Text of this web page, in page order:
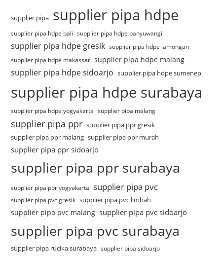
supplier pipa supplier pipa hdpe
supplier pipa hdpe bali supplier pipa hdpe banyuwangi
supplier pipa hdpe gresik supplier pipa hdpe lamongan
supplier pipa hdpe makassar supplier pipa hdpe malang
supplier pipa hdpe sidoarjo supplier pipa hdpe sumenep
supplier pipa hdpe surabaya
supplier pipa hdpe yogyakarta supplier pipa malang
supplier pipa ppr supplier pipa ppr gresik
supplier pipa ppr malang supplier pipa ppr murah
supplier pipa ppr sidoarjo
supplier pipa ppr surabaya
supplier pipa ppr yogyakarta supplier pipa pvc
supplier pipa pvc gresik supplier pipa pvc limbah
supplier pipa pvc malang supplier pipa pvc sidoarjo
supplier pipa pvc surabaya
supplier pipa rucika surabaya supplier pipa sidoarjo